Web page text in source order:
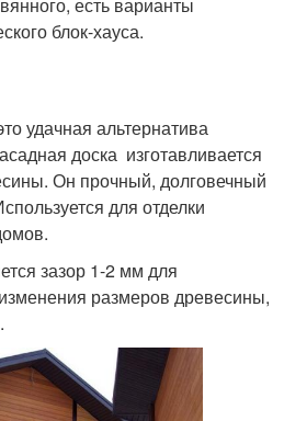
блок-хауса.
удачная альтернатива
доска изготавливается
Он прочный, долговечный
для отделки
зазор 1-2 мм для
размеров древесины,